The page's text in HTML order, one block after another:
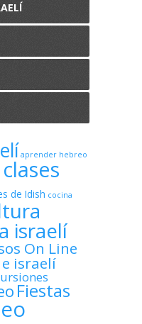
aprender hebreo
clases
de Idish cocina
israelí
On Line
israelí
Fiestas